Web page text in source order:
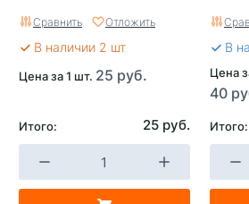
Сравнить Отложить
В наличии 2 шт
Цена за 1 шт. 25 руб.
Итого: 25 руб.
В
Цена
40
Итого: